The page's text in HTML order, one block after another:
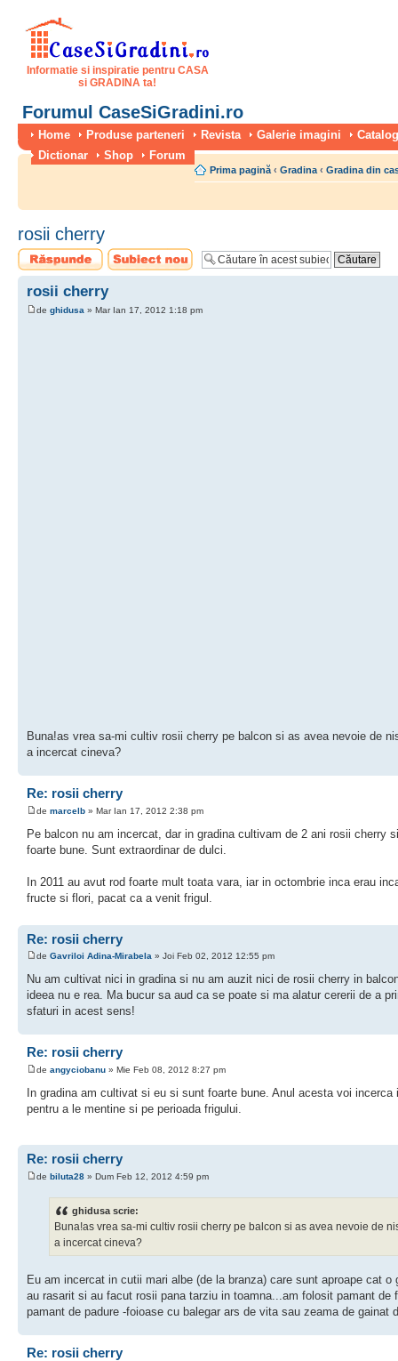
Informatie si inspiratie pentru CASA
si GRADINA ta!
Forumul CaseSiGradini.ro
Home Produse parteneri Revista Galerie imagini
Dictionar
Shop Forum
Prima pagină ‹ Gradina ‹ Gradina din
rosii cherry
Scrie un răspuns
Scrie un subiect
nou
rosii cherry
de ghidusa » Mar Ian 17, 2012 1:18 pm
Buna!as vrea sa-mi cultiv rosii cherry pe balcon si as avea nevoie de
a incercat cineva?
Re: rosii cherry
de marcelb » Mar Ian 17, 2012 2:38 pm
Pe balcon nu am incercat, dar in gradina cultivam de 2 ani rosii cherry
foarte bune. Sunt extraordinar de dulci.
In 2011 au avut rod foarte mult toata vara, iar in octombrie inca erau
fructe si flori, pacat ca a venit frigul.
Re: rosii cherry
de Gavriloi Adina-Mirabela » Joi Feb 02, 2012 12:55 pm
Nu am cultivat nici in gradina si nu am auzit nici de rosii cherry in
ideea nu e rea. Ma bucur sa aud ca se poate si ma alatur cererii de a
sfaturi in acest sens!
Re: rosii cherry
de angyciobanu » Mie Feb 08, 2012 8:27 pm
In gradina am cultivat si eu si sunt foarte bune. Anul acesta voi incerca
pentru a le mentine si pe perioada frigului.
Re: rosii cherry
de biluta28 » Dum Feb 12, 2012 4:59 pm
ghidusa scrie:
Buna!as vrea sa-mi cultiv rosii cherry pe balcon si as avea nevoie de
a incercat cineva?
Eu am incercat in cutii mari albe (de la branza) care sunt aproape cat o
au rasarit si au facut rosii pana tarziu in toamna...am folosit pamant de
pamant de padure -foioase cu balegar ars de vita sau zeama de gainat
Re: rosii cherry